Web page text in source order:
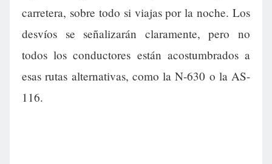
carretera, sobre todo si viajas por la noche. Los
desvíos se señalizarán claramente, pero no
todos los conductores están acostumbrados a
esas rutas alternativas, como la N-630 o la AS-
116.